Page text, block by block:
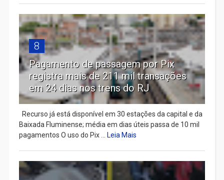
8
Pagamento de passagem por Pix
registra mais de 211 mil transações
em 24 dias nos trens do RJ
Recurso já está disponível em 30 estações da capital e da
Baixada Fluminense; média em dias úteis passa de 10 mil
pagamentos O uso do Pix ...
Leia Mais